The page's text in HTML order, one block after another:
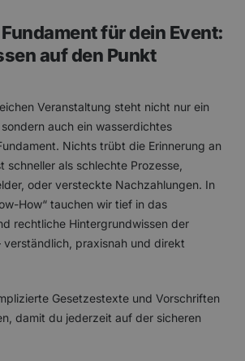
für dein Event:
auf den Punkt
Veranstaltung steht nicht nur ein
auch ein wasserdichtes
Nichts trübt die Erinnerung an
schneller als schlechte Prozesse,
oder versteckte Nachzahlungen. In
How“ tauchen wir tief in das
rechtliche Hintergrundwissen der
verständlich, praxisnah und direkt
Gesetzestexte und Vorschriften
damit du jederzeit auf der sicheren